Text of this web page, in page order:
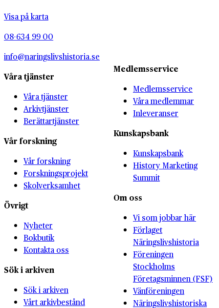
Visa på karta
08-634 99 00
info@naringslivshistoria.se
Våra tjänster
Våra tjänster
Arkivtjänster
Berättartjänster
Vår forskning
Vår forskning
Forskningsprojekt
Skolverksamhet
Övrigt
Nyheter
Bokbutik
Kontakta oss
Sök i arkiven
Sök i arkiven
Vårt arkivbestånd
Medlemsservice
Medlemsservice
Våra medlemmar
Inleveranser
Kunskapsbank
Kunskapsbank
History Marketing
Summit
Om oss
Vi som jobbar här
Förlaget
Näringslivshistoria
Föreningen
Stockholms
Företagsminnen (FSF)
Vänföreningen
Näringslivshistoriska